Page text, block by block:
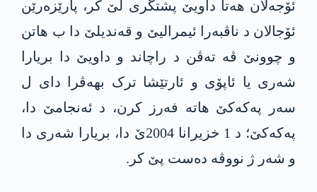
ئۆجەلان ھەتا داویێ پشتگری لێ کر، پارێزەرێن
ئۆجالان د ناڤبەرا ئیمرالیێ و قەندیلێ دا ب ھاتن
و چوونێ ڤە تەڤن د راچاند و داویێ دا بریارا
شەری یا ئاپۆی و ئارتێشا ترک بھەڤرا دای ل
سەر پەکەکێ ھاتە فەرز کرن، د ئەنجامێ دا،
پەکەکێ؛ د 1 خزیرانا 2004ێ دا، بریارا شەری دا
و شەر ژ نووڤە دەست پێ کر.